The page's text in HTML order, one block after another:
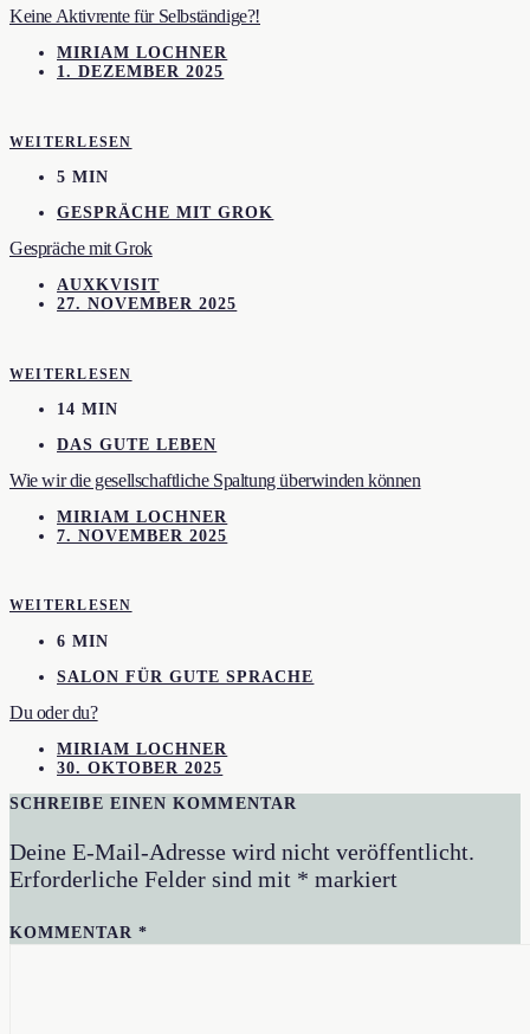
Keine Aktivrente für Selbständige?!
MIRIAM LOCHNER
1. DEZEMBER 2025
WEITERLESEN
5 MIN
GESPRÄCHE MIT GROK
Gespräche mit Grok
AUXKVISIT
27. NOVEMBER 2025
WEITERLESEN
14 MIN
DAS GUTE LEBEN
Wie wir die gesellschaftliche Spaltung überwinden können
MIRIAM LOCHNER
7. NOVEMBER 2025
WEITERLESEN
6 MIN
SALON FÜR GUTE SPRACHE
Du oder du?
MIRIAM LOCHNER
30. OKTOBER 2025
SCHREIBE EINEN KOMMENTAR
Deine E-Mail-Adresse wird nicht veröffentlicht.
Erforderliche Felder sind mit * markiert
KOMMENTAR*